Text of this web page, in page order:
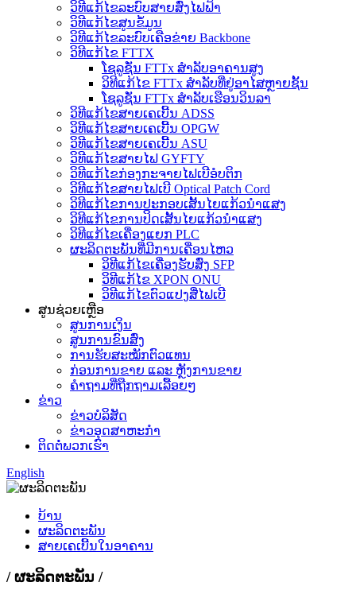
ວິທີແກ້ໄຂລະບົບສາຍສົ່ງໄຟຟ້າ
ວິທີແກ້ໄຂສູນຂໍ້ມູນ
ວິທີແກ້ໄຂລະບົບເຄືອຂ່າຍ Backbone
ວິທີແກ້ໄຂ FTTX
ໂຊລູຊັ່ນ FTTx ສຳລັບອາຄານສູງ
ວິທີແກ້ໄຂ FTTx ສຳລັບທີ່ຢູ່ອາໄສຫຼາຍຊັ້ນ
ໂຊລູຊັ່ນ FTTx ສຳລັບເຮືອນວິນລາ
ວິທີແກ້ໄຂສາຍເຄເບີ້ນ ADSS
ວິທີແກ້ໄຂສາຍເຄເບີ້ນ OPGW
ວິທີແກ້ໄຂສາຍເຄເບີ້ນ ASU
ວິທີແກ້ໄຂສາຍໄຟ GYFTY
ວິທີແກ້ໄຂກ່ອງກະຈາຍໄຟເບີອໍບຕິກ
ວິທີແກ້ໄຂສາຍໄຟເບີ Optical Patch Cord
ວິທີແກ້ໄຂການປະກອບເສັ້ນໄຍແກ້ວນຳແສງ
ວິທີແກ້ໄຂການປິດເສັ້ນໄຍແກ້ວນຳແສງ
ວິທີແກ້ໄຂເຄື່ອງແຍກ PLC
ຜະລິດຕະພັນທີ່ມີການເຄື່ອນໄຫວ
ວິທີແກ້ໄຂເຄື່ອງຮັບສົ່ງ SFP
ວິທີແກ້ໄຂ XPON ONU
ວິທີແກ້ໄຂຕົວແປງສື່ໄຟເບີ
ສູນຊ່ວຍເຫຼືອ
ສູນການເງິນ
ສູນການຂົນສົ່ງ
ການຮັບສະໝັກຕົວແທນ
ກ່ອນການຂາຍ ແລະ ຫຼັງການຂາຍ
ຄຳຖາມທີ່ຖືກຖາມເລື້ອຍໆ
ຂ່າວ
ຂ່າວບໍລິສັດ
ຂ່າວອຸດສາຫະກຳ
ຕິດຕໍ່ພວກເຮົາ
English
ບ້ານ
ຜະລິດຕະພັນ
ສາຍເຄເບີ້ນໃນອາຄານ
/ ຜະລິດຕະພັນ /